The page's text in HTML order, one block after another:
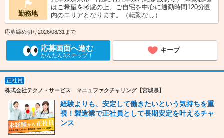
勤務地
はご希望を考慮の上、ご自宅を中心に通勤時間120分圏
内のエリアとなります。（転勤なし）
応募締め切り2026/08/31まで
応募画面へ進む
かんたん3ステップ！
キープ
正社員
株式会社テクノ・サービス マニュファクチャリング【宮城県】
経験よりも、安定して働きたいという気持ちを重
視！製造業で正社員として長期安定を叶えるチャ
ンス